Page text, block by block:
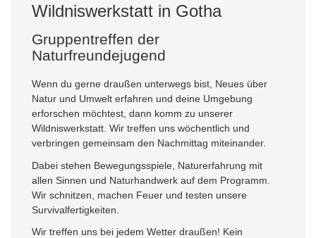
Wildniswerkstatt in Gotha
Gruppentreffen der
Naturfreundejugend
Wenn du gerne draußen unterwegs bist, Neues über
Natur und Umwelt erfahren und deine Umgebung
erforschen möchtest, dann komm zu unserer
Wildniswerkstatt. Wir treffen uns wöchentlich und
verbringen gemeinsam den Nachmittag miteinander.
Dabei stehen Bewegungsspiele, Naturerfahrung mit
allen Sinnen und Naturhandwerk auf dem Programm.
Wir schnitzen, machen Feuer und testen unsere
Survivalfertigkeiten.
Wir treffen uns bei jedem Wetter draußen! Kein